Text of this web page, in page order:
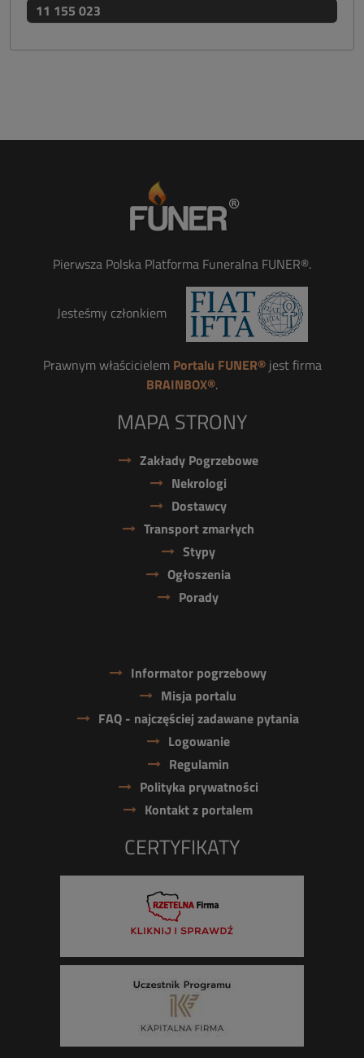
11 155 023
Pierwsza Polska Platforma Funeralna FUNER®.
Jesteśmy członkiem
Prawnym właścicielem Portalu FUNER®jest firma
BRAINBOX®.
MAPA STRONY
Zakłady Pogrzebowe
Nekrologi
Dostawcy
Transport zmarłych
Stypy
Ogłoszenia
Porady
Informator pogrzebowy
Misja portalu
FAQ - najczęściej zadawane pytania
Logowanie
Regulamin
Polityka prywatności
Kontakt z portalem
CERTYFIKATY